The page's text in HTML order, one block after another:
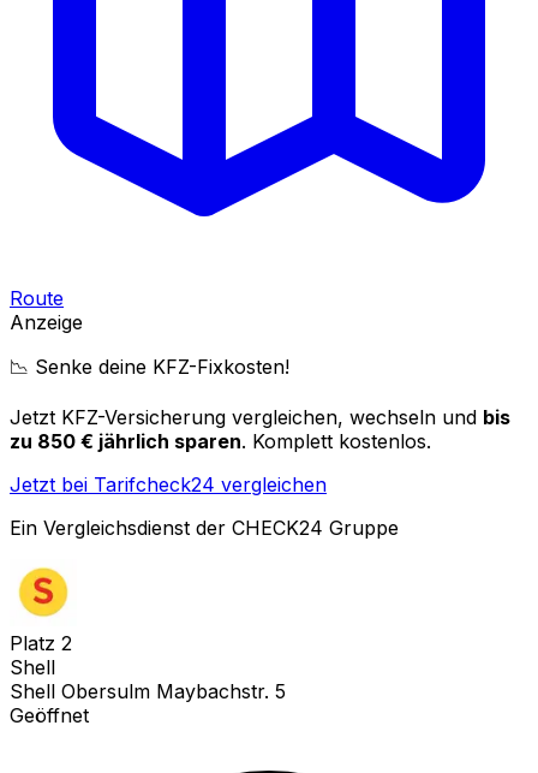
Route
Anzeige
📉 Senke deine KFZ-Fixkosten!
Jetzt KFZ-Versicherung vergleichen, wechseln und bis
zu 850 € jährlich sparen. Komplett kostenlos.
Jetzt bei Tarifcheck24 vergleichen
Ein Vergleichsdienst der CHECK24 Gruppe
Platz 2
Shell
Shell Obersulm Maybachstr. 5
Geöffnet